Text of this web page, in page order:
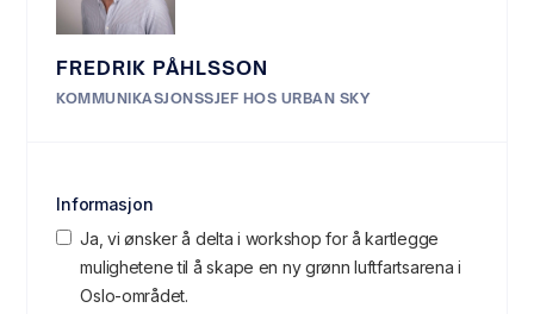
FREDRIK PÅHLSSON
KOMMUNIKASJONSSJEF HOS URBAN SKY
Informasjon
Ja, vi ønsker å delta i workshop for å kartlegge
mulighetene til å skape en ny grønn luftfartsarena i
Oslo-området.